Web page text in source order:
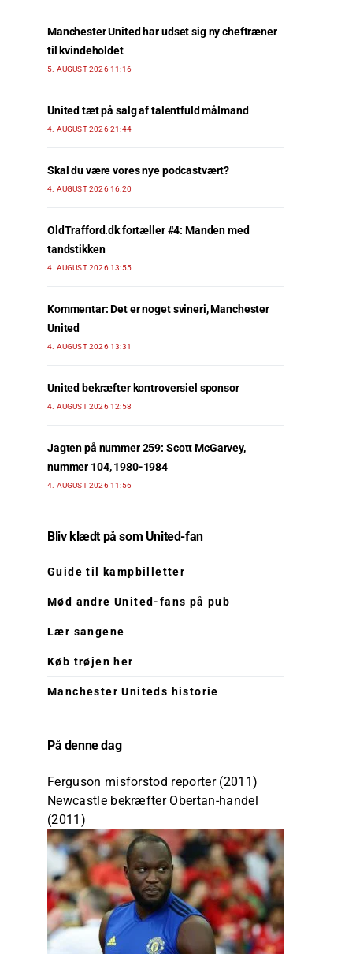
Manchester United har udset sig ny cheftræner
til kvindeholdet
5. AUGUST 2026 11:16
United tæt på salg af talentfuld målmand
4. AUGUST 2026 21:44
Skal du være vores nye podcastvært?
4. AUGUST 2026 16:20
OldTrafford.dk fortæller #4: Manden med
tandstikken
4. AUGUST 2026 13:55
Kommentar: Det er noget svineri, Manchester
United
4. AUGUST 2026 13:31
United bekræfter kontroversiel sponsor
4. AUGUST 2026 12:58
Jagten på nummer 259: Scott McGarvey,
nummer 104, 1980-1984
4. AUGUST 2026 11:56
Bliv klædt på som United-fan
Guide til kampbilletter
Mød andre United-fans på pub
Lær sangene
Køb trøjen her
Manchester Uniteds historie
På denne dag
Ferguson misforstod reporter (2011)
Newcastle bekræfter Obertan-handel
(2011)